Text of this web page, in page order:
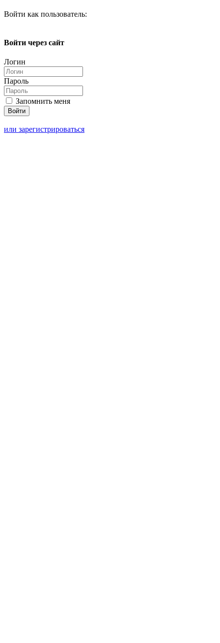
Войти как пользователь:
Войти через сайт
Логин
Пароль
Запомнить меня
или зарегистрироваться